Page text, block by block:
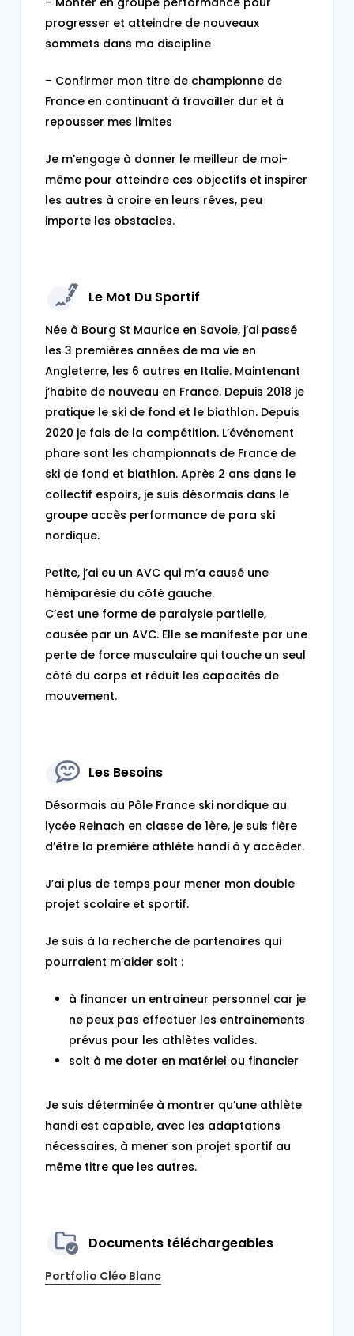
progresser et atteindre de nouveaux
sommets dans ma discipline
– Confirmer mon titre de championne de
France en continuant à travailler dur et à
repousser mes limites
Je m’engage à donner le meilleur de moi-
même pour atteindre ces objectifs et inspirer
les autres à croire en leurs rêves, peu
importe les obstacles.
Le Mot Du Sportif
Née à Bourg St Maurice en Savoie, j’ai passé
les 3 premières années de ma vie en
Angleterre, les 6 autres en Italie. Maintenant
j’habite de nouveau en France. Depuis 2018 je
pratique le ski de fond et le biathlon. Depuis
2020 je fais de la compétition. L’événement
phare sont les championnats de France de
ski de fond et biathlon. Après 2 ans dans le
collectif espoirs, je suis désormais dans le
groupe accès performance de para ski
nordique.
Petite, j’ai eu un AVC qui m’a causé une
hémiparésie du côté gauche.
C’est une forme de paralysie partielle,
causée par un AVC. Elle se manifeste par une
perte de force musculaire qui touche un seul
côté du corps et réduit les capacités de
mouvement.
Les Besoins
Désormais au Pôle France ski nordique au
lycée Reinach en classe de 1ère, je suis fière
d’être la première athlète handi à y accéder.
J’ai plus de temps pour mener mon double
projet scolaire et sportif.
Je suis à la recherche de partenaires qui
pourraient m’aider soit :
à financer un entraineur personnel car je
ne peux pas effectuer les entraînements
prévus pour les athlètes valides.
soit à me doter en matériel ou financier
Je suis déterminée à montrer qu’une athlète
handi est capable, avec les adaptations
nécessaires, à mener son projet sportif au
même titre que les autres.
Documents téléchargeables
Portfolio Cléo Blanc